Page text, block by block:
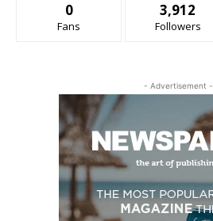
0
Fans
3,912
Followers
- Advertisement -